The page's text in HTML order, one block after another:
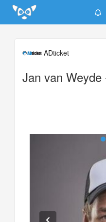
Update cookies preferences
ADticket
Jan van